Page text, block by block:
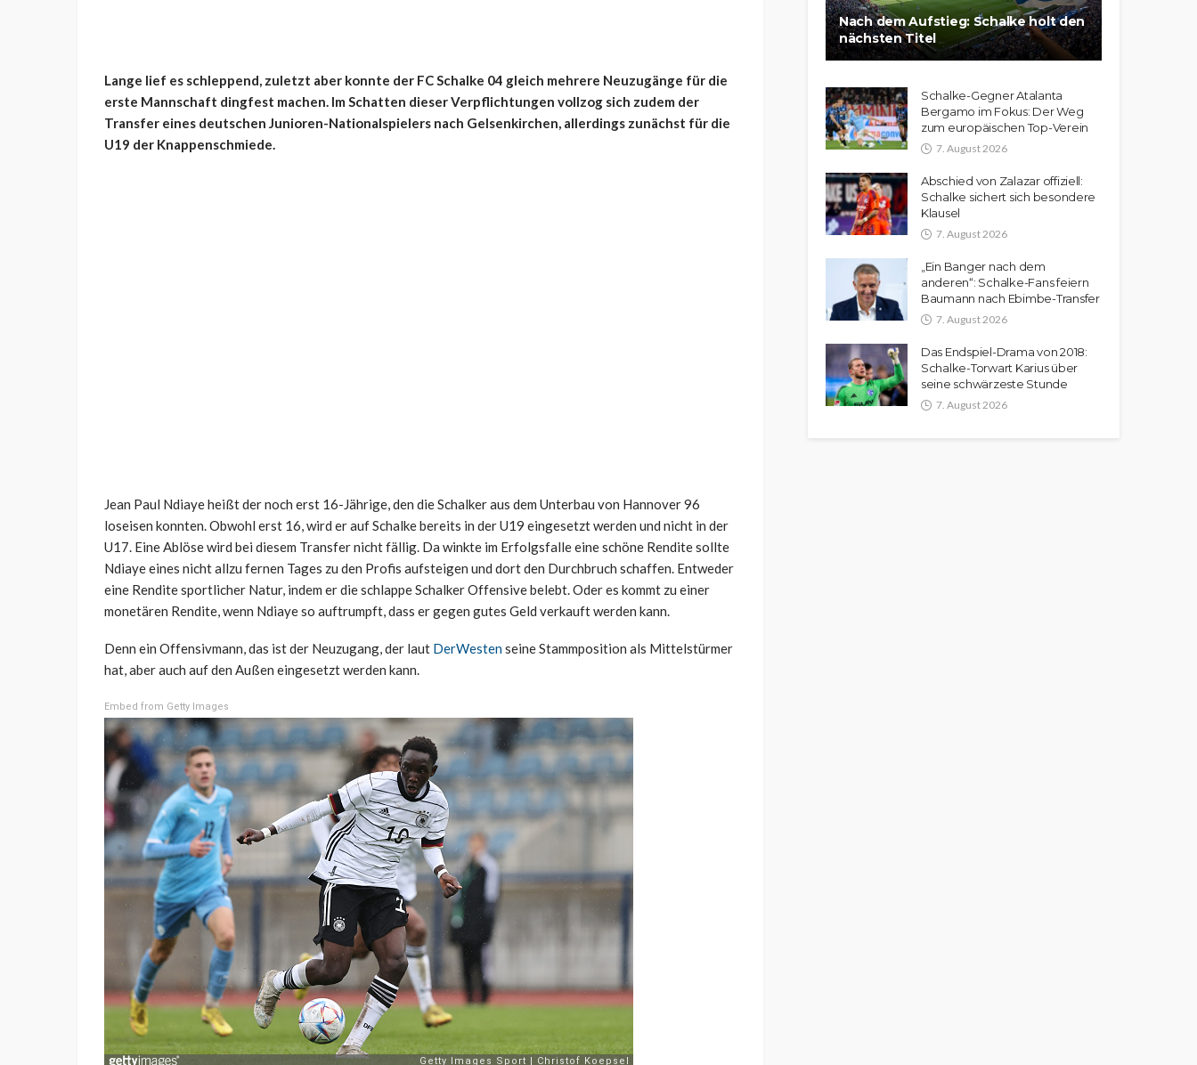
Lange lief es schleppend, zuletzt aber konnte der FC Schalke 04 gleich mehrere Neuzugänge für die
erste Mannschaft dingfest machen. Im Schatten dieser Verpflichtungen vollzog sich zudem der
Transfer eines deutschen Junioren-Nationalspielers nach Gelsenkirchen, allerdings zunächst für die
U19 der Knappenschmiede.
Jean Paul Ndiaye heißt der noch erst 16-Jährige, den die Schalker aus dem Unterbau von Hannover 96
loseisen konnten. Obwohl erst 16, wird er auf Schalke bereits in der U19 eingesetzt werden und nicht in der
U17. Eine Ablöse wird bei diesem Transfer nicht fällig. Da winkte im Erfolgsfalle eine schöne Rendite sollte
Ndiaye eines nicht allzu fernen Tages zu den Profis aufsteigen und dort den Durchbruch schaffen. Entweder
eine Rendite sportlicher Natur, indem er die schlappe Schalker Offensive belebt. Oder es kommt zu einer
monetären Rendite, wenn Ndiaye so auftrumpft, dass er gegen gutes Geld verkauft werden kann.
Denn ein Offensivmann, das ist der Neuzugang, der laut DerWestenseine Stammposition als Mittelstürmer
hat, aber auch auf den Außen eingesetzt werden kann.
Embed from Getty Images
Nach dem Aufstieg: Schalke holt den
nächsten Titel
Schalke-Gegner Atalanta
Bergamo im Fokus: Der Weg
zum europäischen Top-Verein
7. August 2026
Abschied von Zalazar offiziell:
Schalke sichert sich besondere
Klausel
7. August 2026
„Ein Banger nach dem
anderen“: Schalke-Fans feiern
Baumann nach Ebimbe-Transfer
7. August 2026
Das Endspiel-Drama von 2018:
Schalke-Torwart Karius über
seine schwärzeste Stunde
7. August 2026